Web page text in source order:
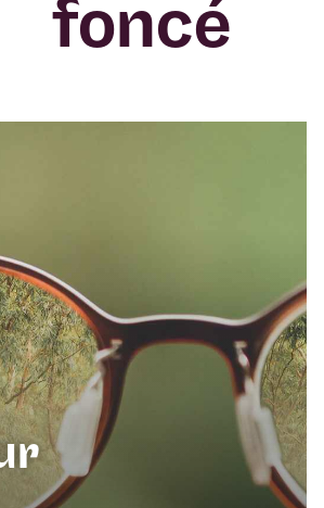
foncé